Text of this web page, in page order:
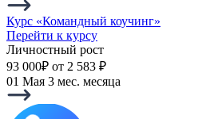
Курс «Командный коучинг»
Перейти к курсу
Личностный рост
93 000₽ от 2 583 ₽
01 Мая 3 мес. месяца